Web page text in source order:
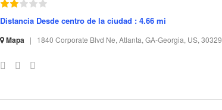
Distancia Desde centro de la ciudad : 4.66 mi
Mapa | 1840 Corporate Blvd Ne, Atlanta, GA-Georgia, US, 30329